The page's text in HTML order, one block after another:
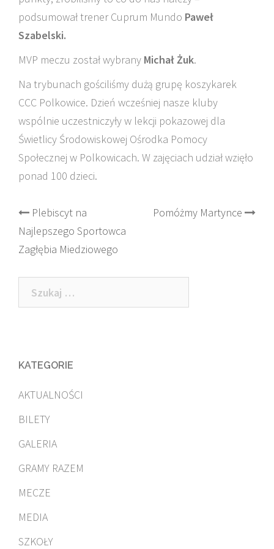
podsumował trener Cuprum Mundo Paweł
Szabelski.
MVP meczu został wybrany Michał Żuk.
Na trybunach gościliśmy dużą grupę koszykarek
CCC Polkowice. Dzień wcześniej nasze kluby
wspólnie uczestniczyły w lekcji pokazowej dla
Świetlicy Środowiskowej Ośrodka Pomocy
Społecznej w Polkowicach. W zajęciach udział wzięło
ponad 100 dzieci.
Post
navigation
Plebiscyt na
Najlepszego Sportowca
Zagłębia Miedziowego
Pomóżmy Martynce
Szukaj:
KATEGORIE
AKTUALNOŚCI
BILETY
GALERIA
GRAMY RAZEM
MECZE
MEDIA
SZKOŁY